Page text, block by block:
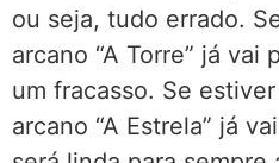
ou seja, tudo errado.
arcano “A Torre” já vai
um fracasso. Se
arcano “A Estrela” já